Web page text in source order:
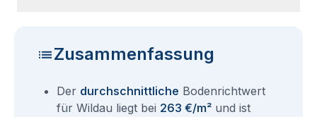
Zusammenfassung
Der durchschnittliche Bodenrichtwert
für Wildau liegt bei 263 €/m² und ist